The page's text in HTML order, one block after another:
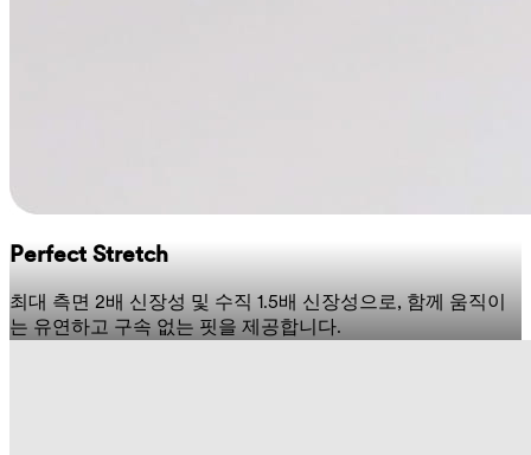
Perfect Stretch
최대 측면 2배 신장성 및 수직 1.5배 신장성으로, 함께 움직이
는 유연하고 구속 없는 핏을 제공합니다.